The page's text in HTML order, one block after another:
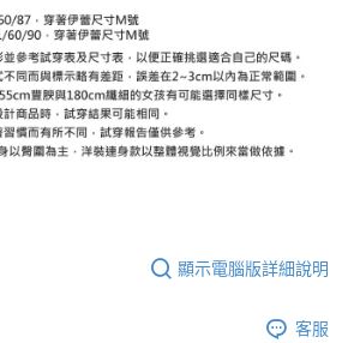
顯示電腦版詳細說明
客服